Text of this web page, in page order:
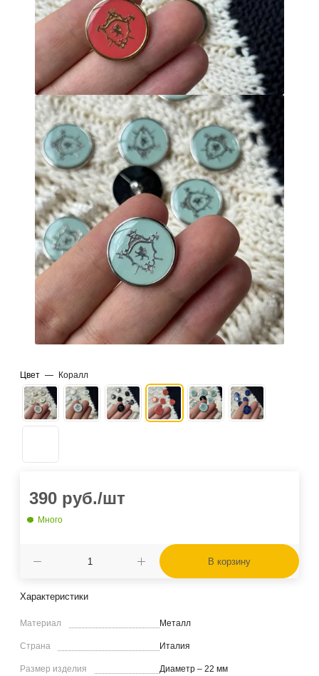
Цвет — Коралл
390 руб./шт
Много
В корзину
Характеристики
Материал Металл
Страна Италия
Размер изделия Диаметр – 22 мм